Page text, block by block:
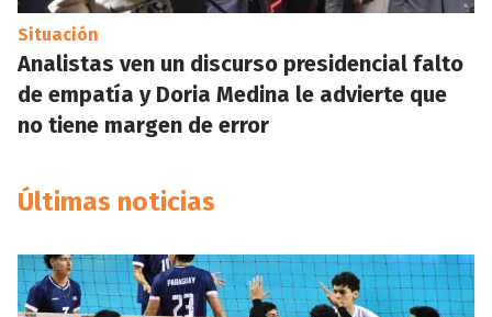
Situación
Analistas ven un discurso presidencial falto
de empatía y Doria Medina le advierte que
no tiene margen de error
Últimas noticias